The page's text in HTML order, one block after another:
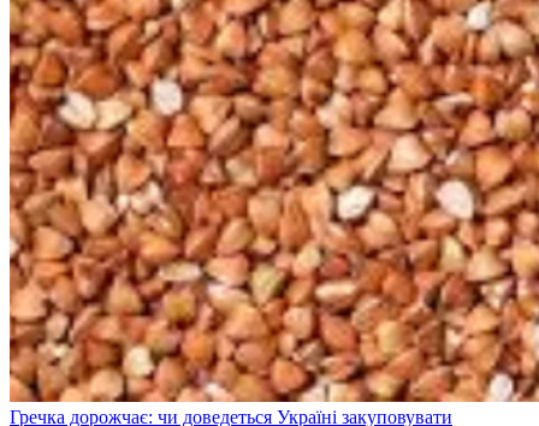
Гречка дорожчає: чи доведеться Україні закуповувати